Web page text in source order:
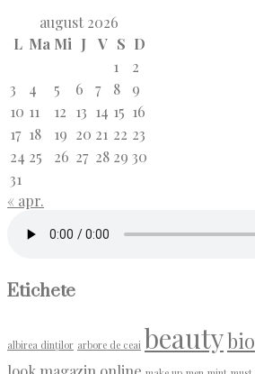
august 2026
L Ma Mi J V S D
1
2
3
4 5 6 7 8
9
10 11 12 13 14 15 16
17 18 19 20 21 22 23
24 25 26 27 28 29 30
31
« apr.
Etichete
albirea dinților arbore de ceai beautybio